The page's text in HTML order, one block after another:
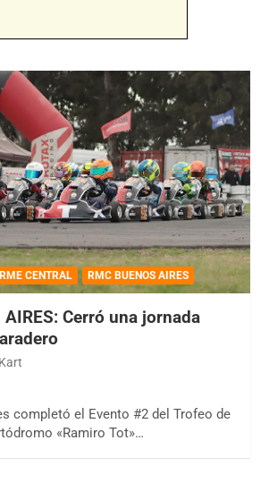
CENTRAL RMC BUENOS AIRES
AIRES: Cerró una jornada
completó el Evento #2 del Trofeo de
«Ramiro Tot»…